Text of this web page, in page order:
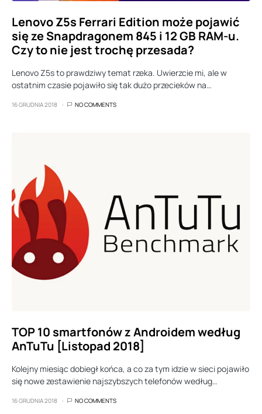
Lenovo Z5s Ferrari Edition może pojawić
się ze Snapdragonem 845 i 12 GB RAM-u.
Czy to nie jest trochę przesada?
Lenovo Z5s to prawdziwy temat rzeka. Uwierzcie mi, ale w
ostatnim czasie pojawiło się tak dużo przecieków na…
16 GRUDNIA 2018 NO COMMENTS
TOP 10 smartfonów z Androidem według
AnTuTu [Listopad 2018]
Kolejny miesiąc dobiegł końca, a co za tym idzie w sieci pojawiło
się nowe zestawienie najszybszych telefonów według…
16 GRUDNIA 2018 NO COMMENTS